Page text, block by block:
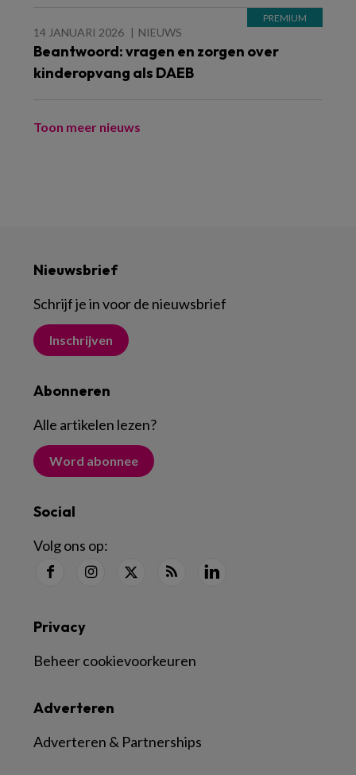
14 JANUARI 2026 NIEUWS
Beantwoord: vragen en zorgen over
kinderopvang als DAEB
Toon meer nieuws
Nieuwsbrief
Schrijf je in voor de nieuwsbrief
Inschrijven
Abonneren
Alle artikelen lezen?
Word abonnee
Social
Volg ons op:
Adverteren
Adverteren & Partnerships
Privacy
Beheer cookievoorkeuren